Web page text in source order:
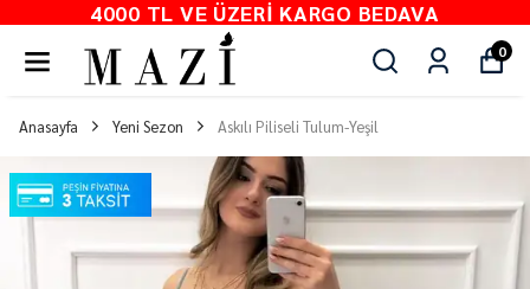
4000 TL VE ÜZERI KARGO BEDAVA
0
Anasayfa Yeni Sezon Askılı Piliseli Tulum-Yeşil